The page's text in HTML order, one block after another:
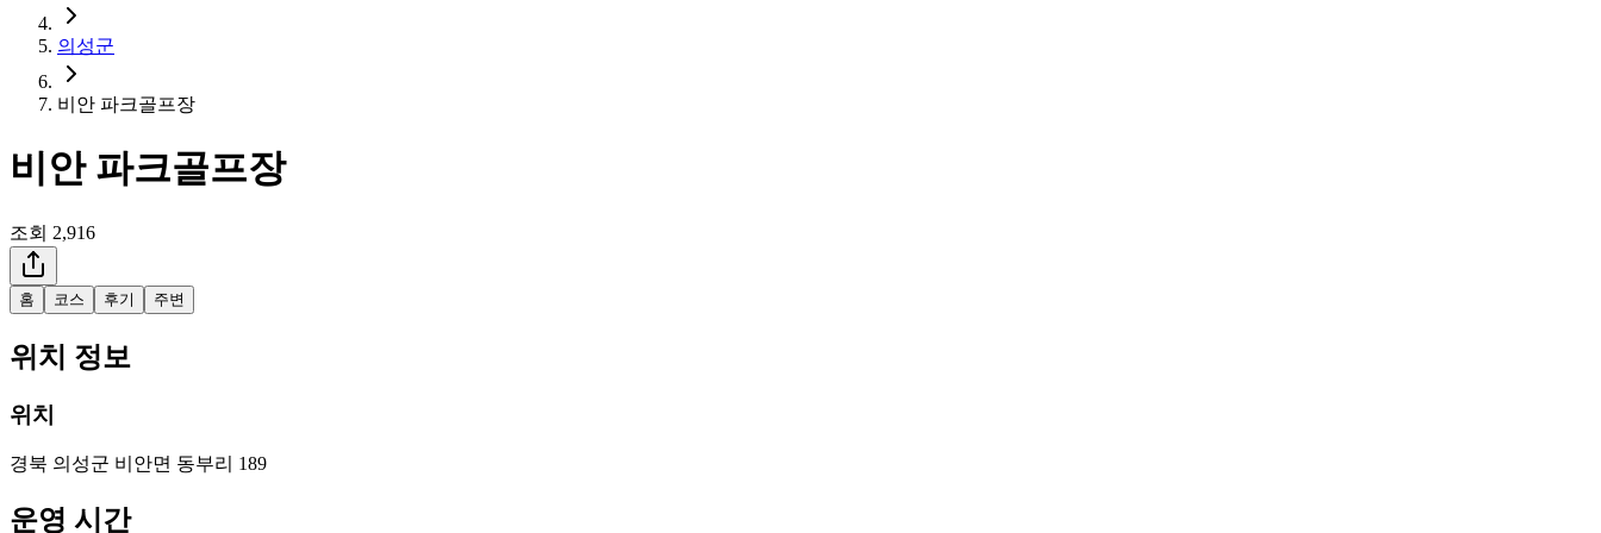
의성군
비안 파크골프장
비안 파크골프장
조회 2,916
홈 코스 후기 주변
위치 정보
위치
경북 의성군 비안면 동부리 189
운영 시간